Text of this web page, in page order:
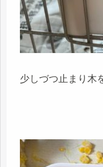
少しづつ止まり木